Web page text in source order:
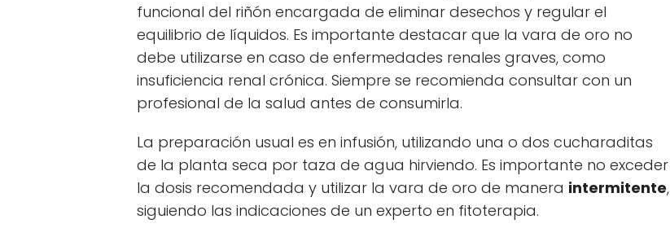
funcional del riñón encargada de eliminar desechos y regular el
equilibrio de líquidos. Es importante destacar que la vara de oro no
debe utilizarse en caso de enfermedades renales graves, como
insuficiencia renal crónica. Siempre se recomienda consultar con un
profesional de la salud antes de consumirla.
La preparación usual es en infusión, utilizando una o dos cucharaditas
de la planta seca por taza de agua hirviendo. Es importante no exceder
la dosis recomendada y utilizar la vara de oro de manera intermitente,
siguiendo las indicaciones de un experto en fitoterapia.